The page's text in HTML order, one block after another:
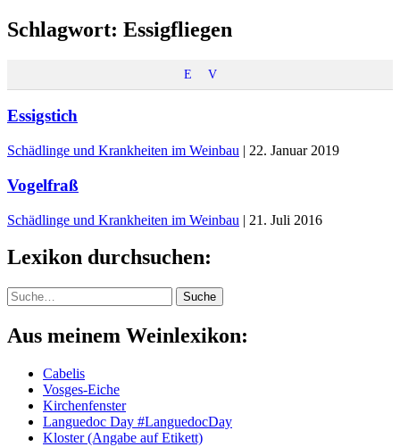
Schlagwort: Essigfliegen
E V
Essigstich
Schädlinge und Krankheiten im Weinbau | 22. Januar 2019
Vogelfraß
Schädlinge und Krankheiten im Weinbau | 21. Juli 2016
Lexikon durchsuchen:
Suche Suche
Aus meinem Weinlexikon:
Cabelis
Vosges-Eiche
Kirchenfenster
Languedoc Day #LanguedocDay
Kloster (Angabe auf Etikett)